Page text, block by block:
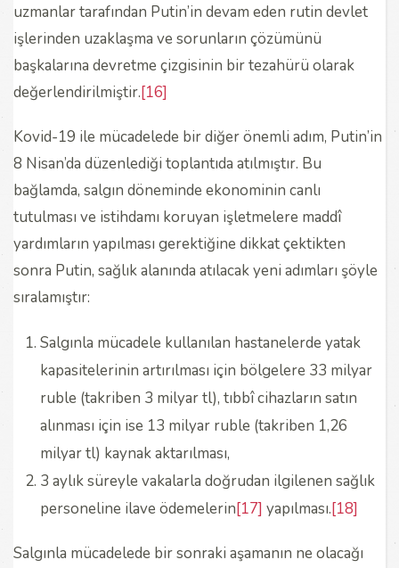
uzmanlar tarafından Putin’in devam eden rutin devlet
işlerinden uzaklaşma ve sorunların çözümünü
başkalarına devretme çizgisinin bir tezahürü olarak
değerlendirilmiştir.[16]
Kovid-19 ile mücadelede bir diğer önemli adım, Putin’in
8 Nisan’da düzenlediği toplantıda atılmıştır. Bu
bağlamda, salgın döneminde ekonominin canlı
tutulması ve istihdamı koruyan işletmelere maddî
yardımların yapılması gerektiğine dikkat çektikten
sonra Putin, sağlık alanında atılacak yeni adımları şöyle
sıralamıştır:
Salgınla mücadele kullanılan hastanelerde yatak
kapasitelerinin artırılması için bölgelere 33 milyar
ruble (takriben 3 milyar tl), tıbbî cihazların satın
alınması için ise 13 milyar ruble (takriben 1,26
milyar tl) kaynak aktarılması,
3 aylık süreyle vakalarla doğrudan ilgilenen sağlık
personeline ilave ödemelerin[17] yapılması.[18]
Salgınla mücadelede bir sonraki aşamanın ne olacağı